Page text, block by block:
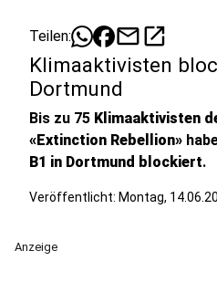
Teilen: mailopen_in_new
Klimaaktivisten
Dortmund
Bis zu 75 Klimaaktivisten
«Extinction Rebellion»
B1 in Dortmund blockiert.
Veröffentlicht: Montag,
Anzeige